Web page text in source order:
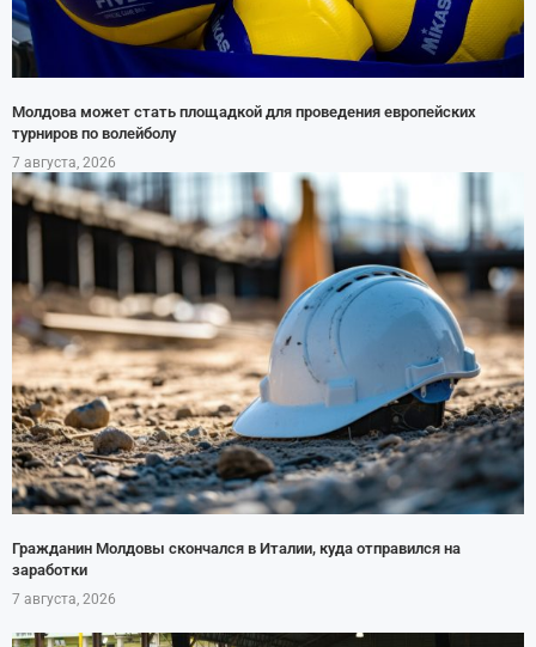
Молдова может стать площадкой для проведения европейских
турниров по волейболу
7 августа, 2026
Гражданин Молдовы скончался в Италии, куда отправился на
заработки
7 августа, 2026